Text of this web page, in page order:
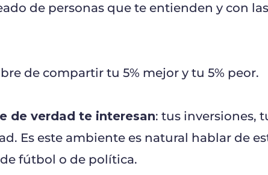
de personas que te entienden y con
de compartir tu 5% mejor y tu 5% peor.
de verdad te interesan: tus inversiones,
Es este ambiente es natural hablar de
fútbol o de política.